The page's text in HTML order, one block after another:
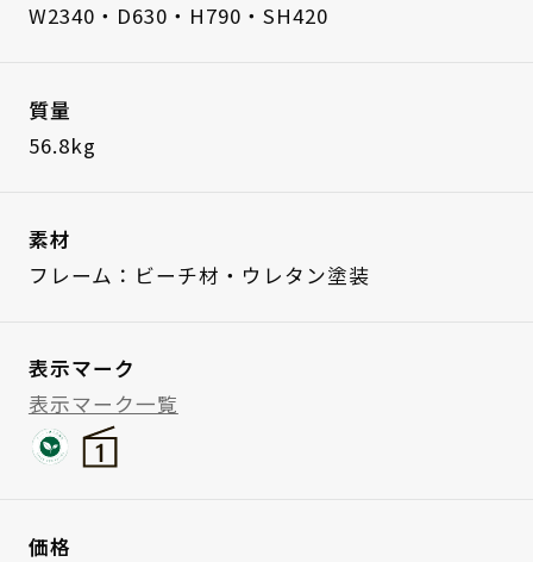
W2340・D630・H790・SH420
質量
56.8kg
素材
フレーム：ビーチ材・ウレタン塗装
表示マーク
表示マーク一覧
価格